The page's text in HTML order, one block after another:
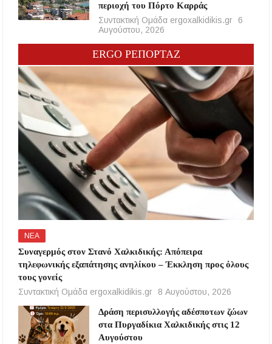
περιοχή του Πόρτο Καρράς
Συντακτική Ομάδα ergoxalkidikis.gr
6
Αυγούστου, 2026
ERGO ΡΕΠΟΡΤΑΖ
ΝΕΑ
Συναγερμός στον Στανό Χαλκιδικής: Απόπειρα
τηλεφωνικής εξαπάτησης ανηλίκου – Έκκληση προς όλους
τους γονείς
Συντακτική Ομάδα ergoxalkidikis.gr
8 Αυγούστου, 2026
Δράση περισυλλογής αδέσποτων ζώων
στα Πυργαδίκια Χαλκιδικής στις 12
Αυγούστου